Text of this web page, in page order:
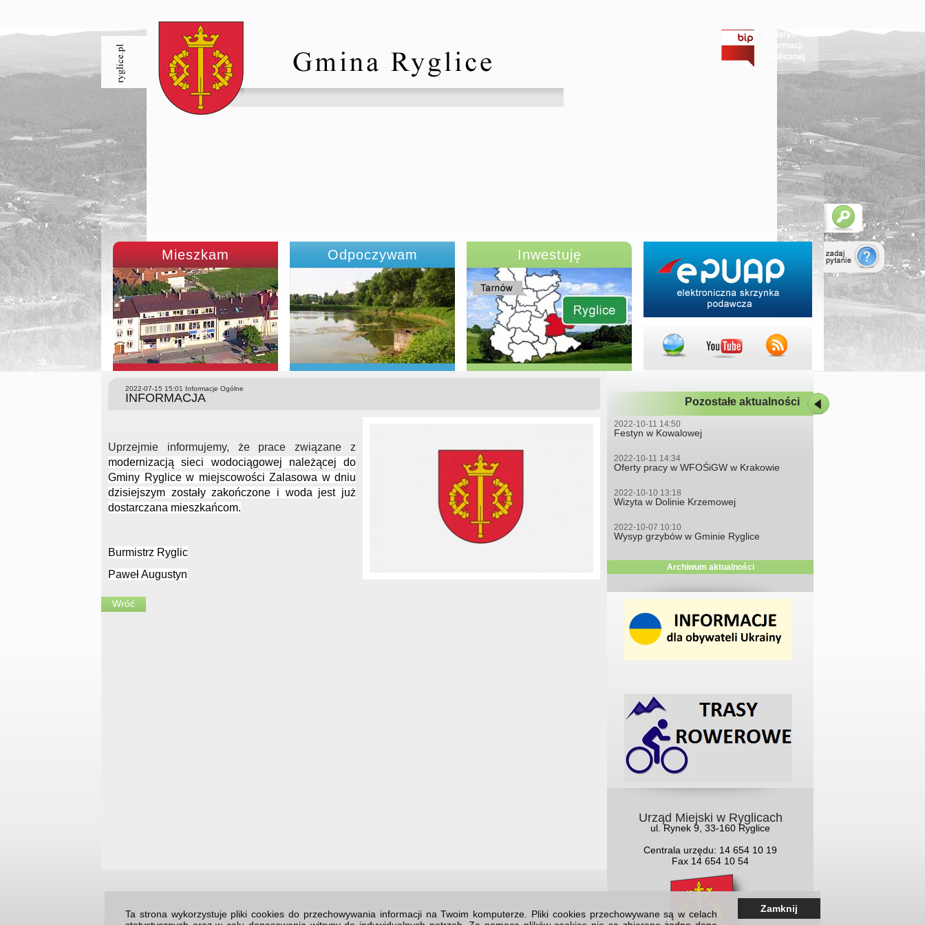
Mieszkam Odpoczywam Inwestuję
2022-07-15 15:01 Informacje Ogólne
INFORMACJA
Uprzejmie informujemy, że prace związane z
modernizacją sieci wodociągowej należącej do
Gminy Ryglice w miejscowości Zalasowa w dniu
dzisiejszym zostały zakończone i woda jest już
dostarczana mieszkańcom.
Burmistrz Ryglic
Paweł Augustyn
Wróć
Pozostałe aktualności
2022-10-11 14:50
Festyn w Kowalowej
2022-10-11 14:34
Oferty pracy w WFOŚiGW w Krakowie
2022-10-10 13:18
Wizyta w Dolinie Krzemowej
2022-10-07 10:10
Wysyp grzybów w Gminie Ryglice
Archiwum aktualności
Urząd Miejski w Ryglicach
ul. Rynek 9, 33-160 Ryglice
Centrala urzędu: 14 654 10 19
Fax 14 654 10 54
Ta strona wykorzystuje pliki cookies do przechowywania informacji na Twoim komputerze. Pliki cookies przechowywane są w celach
Zamknij